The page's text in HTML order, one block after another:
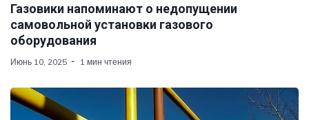
Газовики напоминают о недопущении
самовольной установки газового
оборудования
Июнь 10, 2025 1 мин чтения